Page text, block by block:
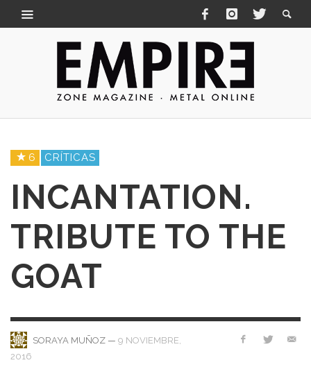
6 CRÍTICAS
INCANTATION.
TRIBUTE TO THE
GOAT
SORAYA MUÑOZ — 9 NOVIEMBRE,
2016